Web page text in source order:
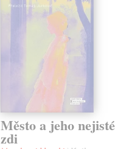
Město a jeho nejisté
zdi